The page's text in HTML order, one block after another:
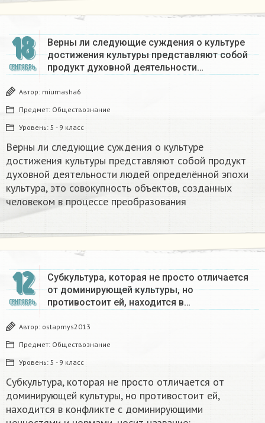
18
СЕНТЯБРЬ
Верны ли следующие суждения о культуре
достижения культуры представляют собой
продукт духовной деятельности…
Автор: miumasha6
Предмет: Обществознание
Уровень: 5 - 9 класс
Верны ли следующие суждения о культуре
достижения культуры представляют собой продукт
духовной деятельности людей определённой эпохи
культура, это совокупность объектов, созданных
человеком в процессе преобразования
12
СЕНТЯБРЬ
Субкультура, которая не просто отличается
от доминирующей культуры, но
противостоит ей, находится в…
Автор: ostapmys2013
Предмет: Обществознание
Уровень: 5 - 9 класс
Субкультура, которая не просто отличается от
доминирующей культуры, но противостоит ей,
находится в конфликте с доминирующими